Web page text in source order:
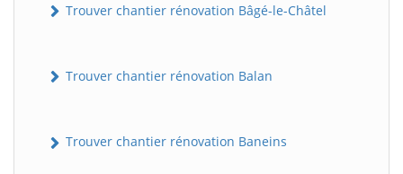
Trouver chantier rénovation Bâgé-le-Châtel
Trouver chantier rénovation Balan
Trouver chantier rénovation Baneins